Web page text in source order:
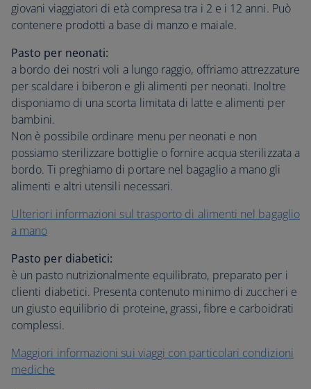
giovani viaggiatori di età compresa tra i 2 e i 12 anni. Può
contenere prodotti a base di manzo e maiale.
Pasto per neonati:
a bordo dei nostri voli a lungo raggio, offriamo attrezzature
per scaldare i biberon e gli alimenti per neonati. Inoltre
disponiamo di una scorta limitata di latte e alimenti per
bambini.
Non è possibile ordinare menu per neonati e non
possiamo sterilizzare bottiglie o fornire acqua sterilizzata a
bordo. Ti preghiamo di portare nel bagaglio a mano gli
alimenti e altri utensili necessari.
Ulteriori informazioni sul trasporto di alimenti nel bagaglio
a mano
Pasto per diabetici:
è un pasto nutrizionalmente equilibrato, preparato per i
clienti diabetici. Presenta contenuto minimo di zuccheri e
un giusto equilibrio di proteine, grassi, fibre e carboidrati
complessi.
Maggiori informazioni sui viaggi con particolari condizioni
mediche